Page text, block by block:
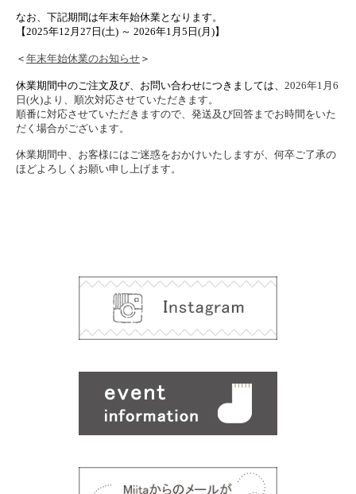
なお、下記期間は年末年始休業となります。
【2025年12月27日(土) ～ 2026年1月5日(月)】
＜ 年末年始休業のお知らせ ＞
休業期間中のご注文及び、お問い合わせにつきましては、 2026年1 月6
日 (火)より、順次対応させていただきます。
順番に対応させていただきますので、発送及び回答までお時間をいた
だく場合がございます。
休業期間中、お客様にはご迷惑をおかけいたしますが、何卒ご了承の
ほどよろしくお願い申し上げます。